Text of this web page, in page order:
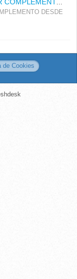
DESDE
de Cookies